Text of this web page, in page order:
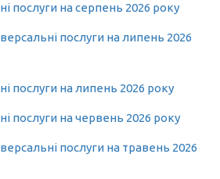
послуги на серпень 2026 року
послуги на липень 2026
послуги на липень 2026 року
послуги на червень 2026 року
послуги на травень 2026